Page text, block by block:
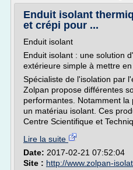
Enduit isolant
et crépi pour ...
Enduit isolant
Enduit isolant : une solution
extérieure simple à mettre
Spécialiste de l'isolation par
Zolpan propose différentes
performantes. Notamment
un matériau isolant. Ces
Centre Scientifique et
Lire la suite
Date: 2017-02-21 07:52:04
Site : http://www.zolpan-